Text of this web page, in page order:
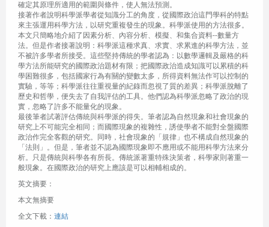
確定其原理所適用的範圍與條件，使人無法預測。
接著作者說明科學派學者從知識分工的角度，從國際政治這門學科的特點
來主張運用科學方法，以研究重複發生的現象。科學派使用的方法很多。
本文只簡略地介紹了因素分析、內容分析、模擬、和集合資料--數量方
法。但是作者接著說明：科學派這種求真、求實、求累進的科學方法，並
不被許多學者所接受。這些堅持傳統的學者認為：以數學邏輯及嚴格的科
學方法所能研究的國際政治題材有限；把國際政治造成知識可以累積的科
學困難很多，包括國家行為有關的變數太多，所得資料無法作可以控制的
實驗，等等；科學派往往重視量的紀錄而忽視了質的差異；科學派脫離了
歷史和哲學，便失去了自我評估的工具。他們認為科學派忽略了政治的現
實，忽略了許多不能量化的現象。
最後筆者試著評估傳統與科學派的得失。筆者認為自然現象和社會現象的
研究上不可能完全相同；而國際現象的複雜性，誘使學者不能對全盤國際
政治作完全客觀的研究。同時，社會現象的「規律」也不構成自然現象的
「法則」。但是，筆者並不認為國際現象即不應用或不能用科學方法來分
析。只是傳統與科學各有所長。傳統派著重特殊決策者，科學家則著重一
般現象。在國際政治的研究上應該是可以相輔相成的。
英文摘要：
本文無摘要
全文下載： 連結